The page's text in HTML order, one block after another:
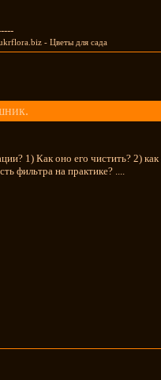
- Цветы для сада
1) Как оно его чистить? 2)
фильтра на практике? ....